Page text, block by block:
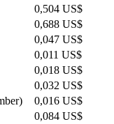
0,504 US$
0,688 US$
0,047 US$
0,011 US$
0,018 US$
0,032 US$
0,016 US$
0,084 US$